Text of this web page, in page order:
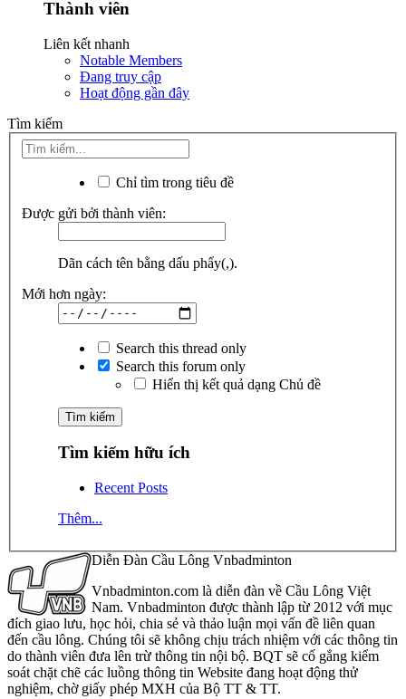
Thành viên
Liên kết nhanh
Notable Members
Đang truy cập
Hoạt động gần đây
Tìm kiếm
Chỉ tìm trong tiêu đề
Được gửi bởi thành viên:
Dãn cách tên bằng dấu phẩy(,).
Mới hơn ngày:
Search this thread only
Search this forum only
Hiển thị kết quả dạng Chủ đề
Tìm kiếm hữu ích
Recent Posts
Thêm...
Diễn Đàn Cầu Lông Vnbadminton
Vnbadminton.com là diễn đàn về Cầu Lông Việt
Nam. Vnbadminton được thành lập từ 2012 với mục
đích giao lưu, học hỏi, chia sẻ và thảo luận mọi vấn đề liên quan
đến cầu lông. Chúng tôi sẽ không chịu trách nhiệm với các thông tin
do thành viên đưa lên trừ thông tin nội bộ. BQT sẽ cố gắng kiểm
soát chặt chẽ các luồng thông tin Website đang hoạt động thử
nghiệm, chờ giấy phép MXH của Bộ TT & TT.